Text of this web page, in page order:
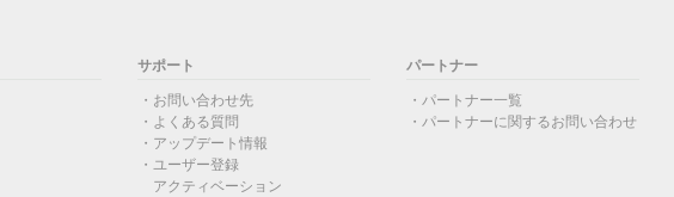
サポート
お問い合わせ先
よくある質問
アップデート情報
ユーザー登録
アクティベーション
パートナー
パートナー一覧
パートナーに関するお問い合わせ